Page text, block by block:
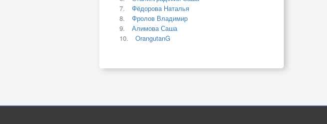
Фёдорова Наталья
Фролов Владимир
Алимова Саша
OrangutanG